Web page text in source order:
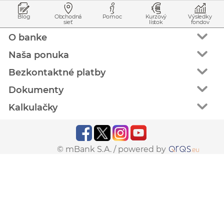
Blog Obchodná
sieť
Pomoc Kurzový
lístok
Výsledky
fondov
O banke
Naša ponuka
Bezkontaktné platby
Dokumenty
Kalkulačky
© mBank S.A. / powered by